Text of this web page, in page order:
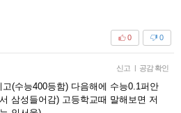
0
0
신고 | 공감 확인
(수능400등함) 다음해에 수능0.1퍼안
삼성들어감) 고등학교때 말해보면 저